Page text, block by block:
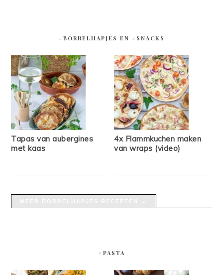
#BORRELHAPJES EN #SNACKS
Tapas van aubergines
met kaas
4x Flammkuchen maken
van wraps (video)
#PASTA